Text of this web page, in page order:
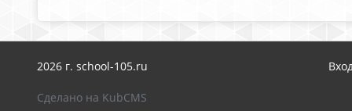
2026 г. school-105.ru
Сделано на KubCMS